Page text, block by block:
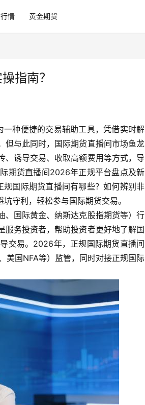
情 黄金期货
指南？
种便捷的交易辅助工具，凭借实时解
但与此同时，国际期货直播间市场鱼龙
、诱导交易、收取高额费用等方式，导
期货直播间2026年正规平台盘点及新
国际期货直播间有哪些？如何辨别非
守利，轻松参与国际期货交易。
、国际黄金、纳斯达克股指期货等）行
务投资者，帮助投资者更好地了解国
交易。2026年，正规国际期货直播间
美国NFA等）监管，同时对接正规国际